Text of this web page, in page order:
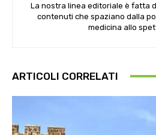
La nostra linea editoriale è fatta
contenuti che spaziano dalla
medicina allo
ARTICOLI CORRELATI